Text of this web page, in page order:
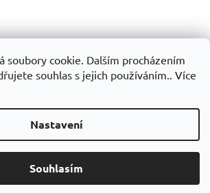
soubory cookie. Dalším procházením
souhlas s jejich používáním.. Více
Nastavení
Souhlasím